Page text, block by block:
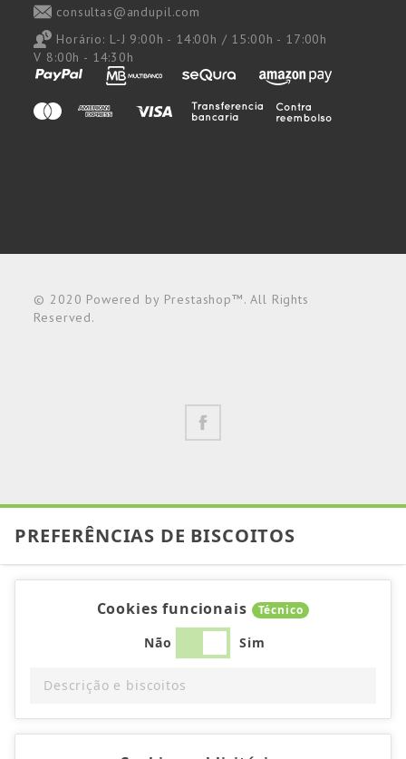
consultas@andupil.com
Horário: L-J 9:00h - 14:00h / 15:00h - 17:00h
V 8:00h - 14:30h
© 2020 Powered by Prestashop™. All Rights
Reserved.
PREFERÊNCIAS DE BISCOITOS
Cookies funcionais Técnico
Não Sim
Descrição e biscoitos